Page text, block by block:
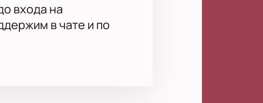
входа на
в чате и по